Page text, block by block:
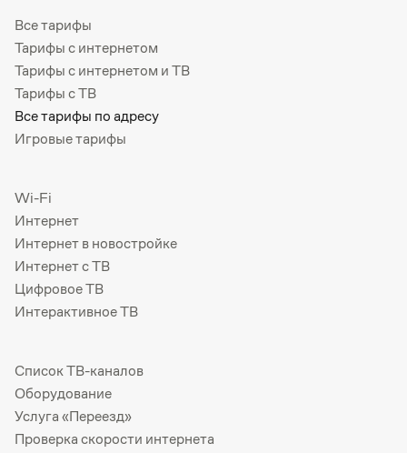
Все тарифы
Тарифы с интернетом
Тарифы с интернетом и ТВ
Тарифы с ТВ
Все тарифы по адресу
Игровые тарифы
Wi-Fi
Интернет
Интернет в новостройке
Интернет с ТВ
Цифровое ТВ
Интерактивное ТВ
Список ТВ-каналов
Оборудование
Услуга «Переезд»
Проверка скорости интернета